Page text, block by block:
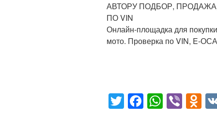
АВТОРУ ПОДБОР,
ПО VIN
Онлайн-площадка для
мото. Проверка по VIN, E-
T
wi
F
a
W
h
Vi
b
O
d